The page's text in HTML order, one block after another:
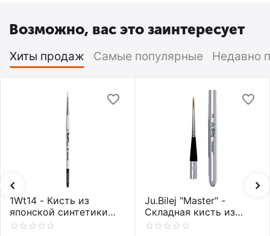
Возможно, вас это заинтересует
Хиты продаж Самые популярные Недавно
1Wt14 - Кисть из
японской синтетики
Roubloff restyle White
Ju.Bilej "Master" -
Складная кисть из
колонка от Юлии Билей